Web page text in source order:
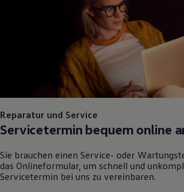
Reparatur und Service
Servicetermin bequem online
Sie brauchen einen Service- oder
das Onlineformular, um schnell und
Servicetermin bei uns zu vereinbaren.